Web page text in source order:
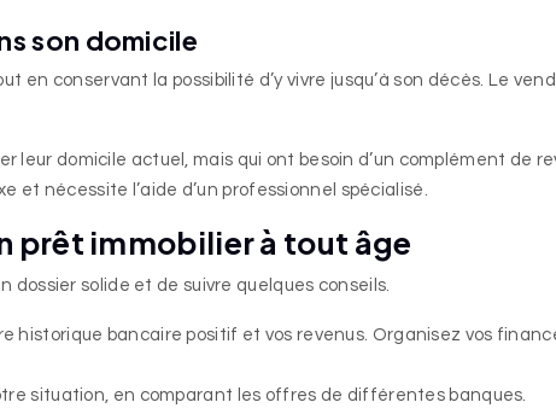
son domicile
conservant la possibilité d’y vivre jusqu’à son décès. Le
domicile actuel, mais qui ont besoin d’un complément de
et nécessite l’aide d’un professionnel spécialisé.
prêt immobilier à tout âge
dossier solide et de suivre quelques conseils.
bancaire positif et vos revenus. Organisez vos
situation, en comparant les offres de différentes banques.